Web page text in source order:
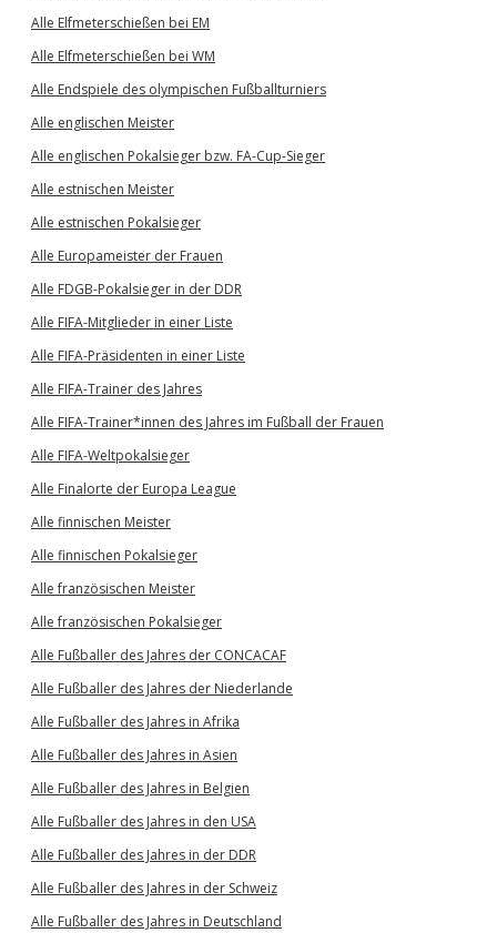
Alle Elfmeterschießen bei EM
Alle Elfmeterschießen bei WM
Alle Endspiele des olympischen Fußballturniers
Alle englischen Meister
Alle englischen Pokalsieger bzw. FA-Cup-Sieger
Alle estnischen Meister
Alle estnischen Pokalsieger
Alle Europameister der Frauen
Alle FDGB-Pokalsieger in der DDR
Alle FIFA-Mitglieder in einer Liste
Alle FIFA-Präsidenten in einer Liste
Alle FIFA-Trainer des Jahres
Alle FIFA-Trainer*innen des Jahres im Fußball der Frauen
Alle FIFA-Weltpokalsieger
Alle Finalorte der Europa League
Alle finnischen Meister
Alle finnischen Pokalsieger
Alle französischen Meister
Alle französischen Pokalsieger
Alle Fußballer des Jahres der CONCACAF
Alle Fußballer des Jahres der Niederlande
Alle Fußballer des Jahres in Afrika
Alle Fußballer des Jahres in Asien
Alle Fußballer des Jahres in Belgien
Alle Fußballer des Jahres in den USA
Alle Fußballer des Jahres in der DDR
Alle Fußballer des Jahres in der Schweiz
Alle Fußballer des Jahres in Deutschland